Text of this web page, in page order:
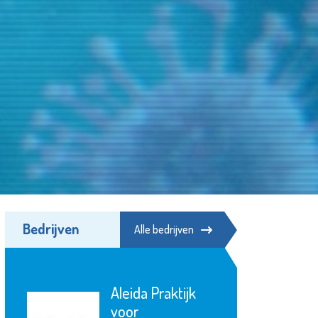
Bedrijven Alle bedrijven
Museum
Vlaardingen